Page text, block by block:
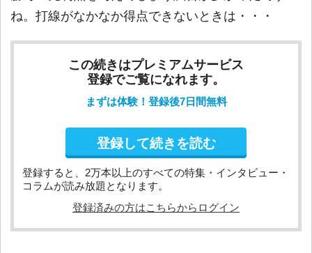
ね。打線がなかなか得点できないときは・・・
この続きはプレミアムサービス
登録でご覧になれます。
まずは体験！登録後7日間無料
登録して続きを読む
登録すると、2万本以上のすべての特集・インタビュー・
コラムが読み放題となります。
登録済みの方はこちらからログイン